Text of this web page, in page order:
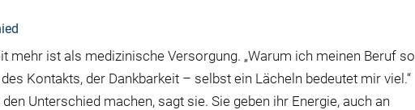
mehr ist als medizinische Versorgung. „Warum ich meinen Beruf so
Kontakts, der Dankbarkeit – selbst ein Lächeln bedeutet mir viel.“
Unterschied machen, sagt sie. Sie geben ihr Energie, auch an